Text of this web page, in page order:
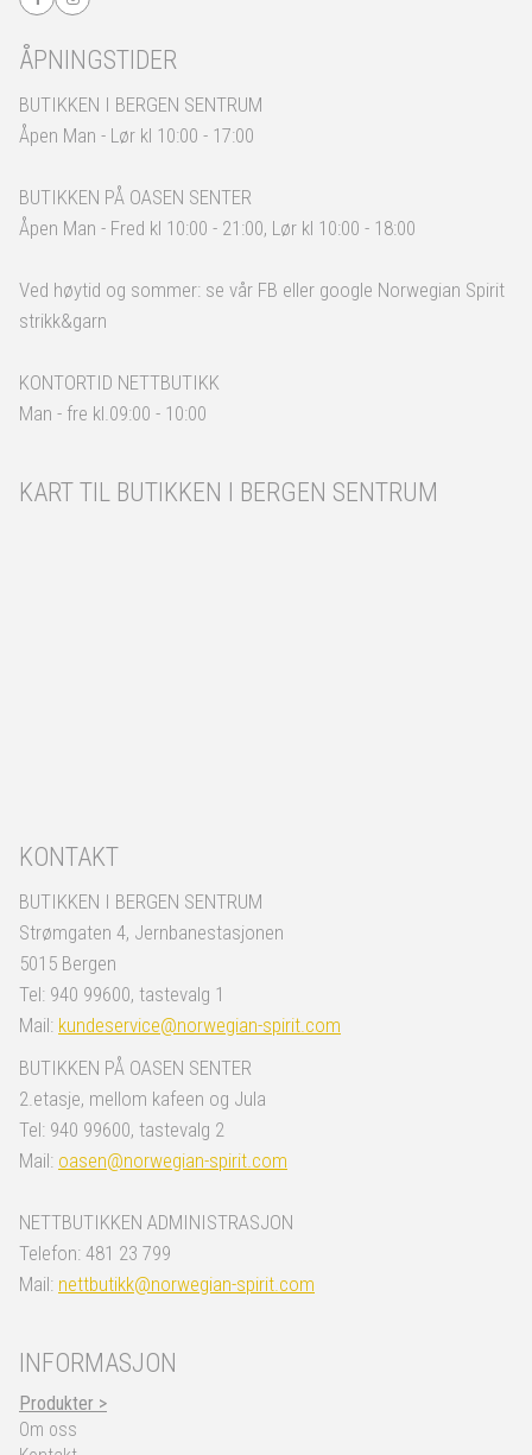
ÅPNINGSTIDER
BUTIKKEN I BERGEN SENTRUM
Åpen Man - Lør kl 10:00 - 17:00
BUTIKKEN PÅ OASEN SENTER
Åpen Man - Fred kl 10:00 - 21:00, Lør kl 10:00 - 18:00
Ved høytid og sommer: se vår FB eller google Norwegian Spirit
strikk&garn
KONTORTID NETTBUTIKK
Man - fre kl.09:00 - 10:00
KART TIL BUTIKKEN I BERGEN SENTRUM
KONTAKT
BUTIKKEN I BERGEN SENTRUM
Strømgaten 4, Jernbanestasjonen
5015 Bergen
Tel: 940 99600, tastevalg 1
Mail: kundeservice@norwegian-spirit.com
BUTIKKEN PÅ OASEN SENTER
2.etasje, mellom kafeen og Jula
Tel: 940 99600, tastevalg 2
Mail: oasen@norwegian-spirit.com
NETTBUTIKKEN ADMINISTRASJON
Telefon: 481 23 799
Mail: nettbutikk@norwegian-spirit.com
INFORMASJON
Produkter >
Om oss